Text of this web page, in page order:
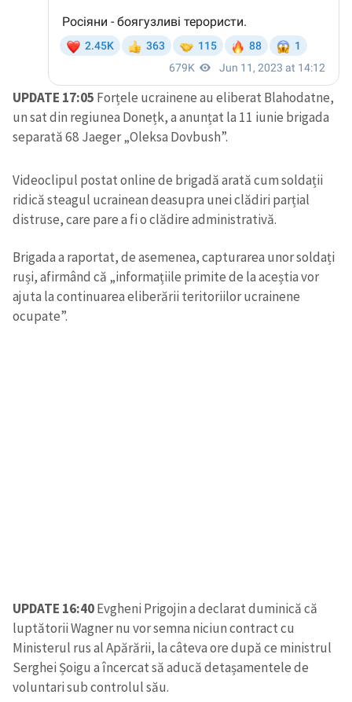
UPDATE 17:05 Forțele ucrainene au eliberat Blahodatne,
un sat din regiunea Donețk, a anunțat la 11 iunie brigada
separată 68 Jaeger „Oleksa Dovbush”.
Videoclipul postat online de brigadă arată cum soldații
ridică steagul ucrainean deasupra unei clădiri parțial
distruse, care pare a fi o clădire administrativă.
Brigada a raportat, de asemenea, capturarea unor soldați
ruși, afirmând că „informațiile primite de la aceștia vor
ajuta la continuarea eliberării teritoriilor ucrainene
ocupate”.
UPDATE 16:40Evgheni Prigojin a declarat duminică că
luptătorii Wagner nu vor semna niciun contract cu
Ministerul rus al Apărării, la câteva ore după ce ministrul
Serghei Șoigu a încercat să aducă detașamentele de
voluntari sub controlul său.